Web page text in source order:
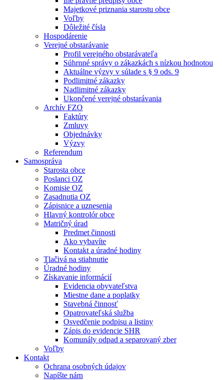
Majetkové priznania starostu obce
Voľby
Dôležité čísla
Hospodárenie
Verejné obstarávanie
Profil verejného obstarávateľa
Súhrnné správy o zákazkách s nízkou hodnotou
Aktuálne výzvy v súlade s § 9 ods. 9
Podlimitné zákazky
Nadlimitné zákazky
Ukončené verejné obstarávania
Archív FZO
Faktúry
Zmluvy
Objednávky
Výzvy
Referendum
Samospráva
Starosta obce
Poslanci OZ
Komisie OZ
Zasadnutia OZ
Zápisnice a uznesenia
Hlavný kontrolór obce
Matričný úrad
Predmet činnosti
Ako vybavíte
Kontakt a úradné hodiny
Tlačivá na stiahnutie
Úradné hodiny
Získavanie informácií
Evidencia obyvateľstva
Miestne dane a poplatky
Stavebná činnosť
Opatrovateľská služba
Osvedčenie podpisu a listiny
Zápis do evidencie SHR
Komunály odpad a separovaný zber
Voľby
Kontakt
Ochrana osobných údajov
Napíšte nám